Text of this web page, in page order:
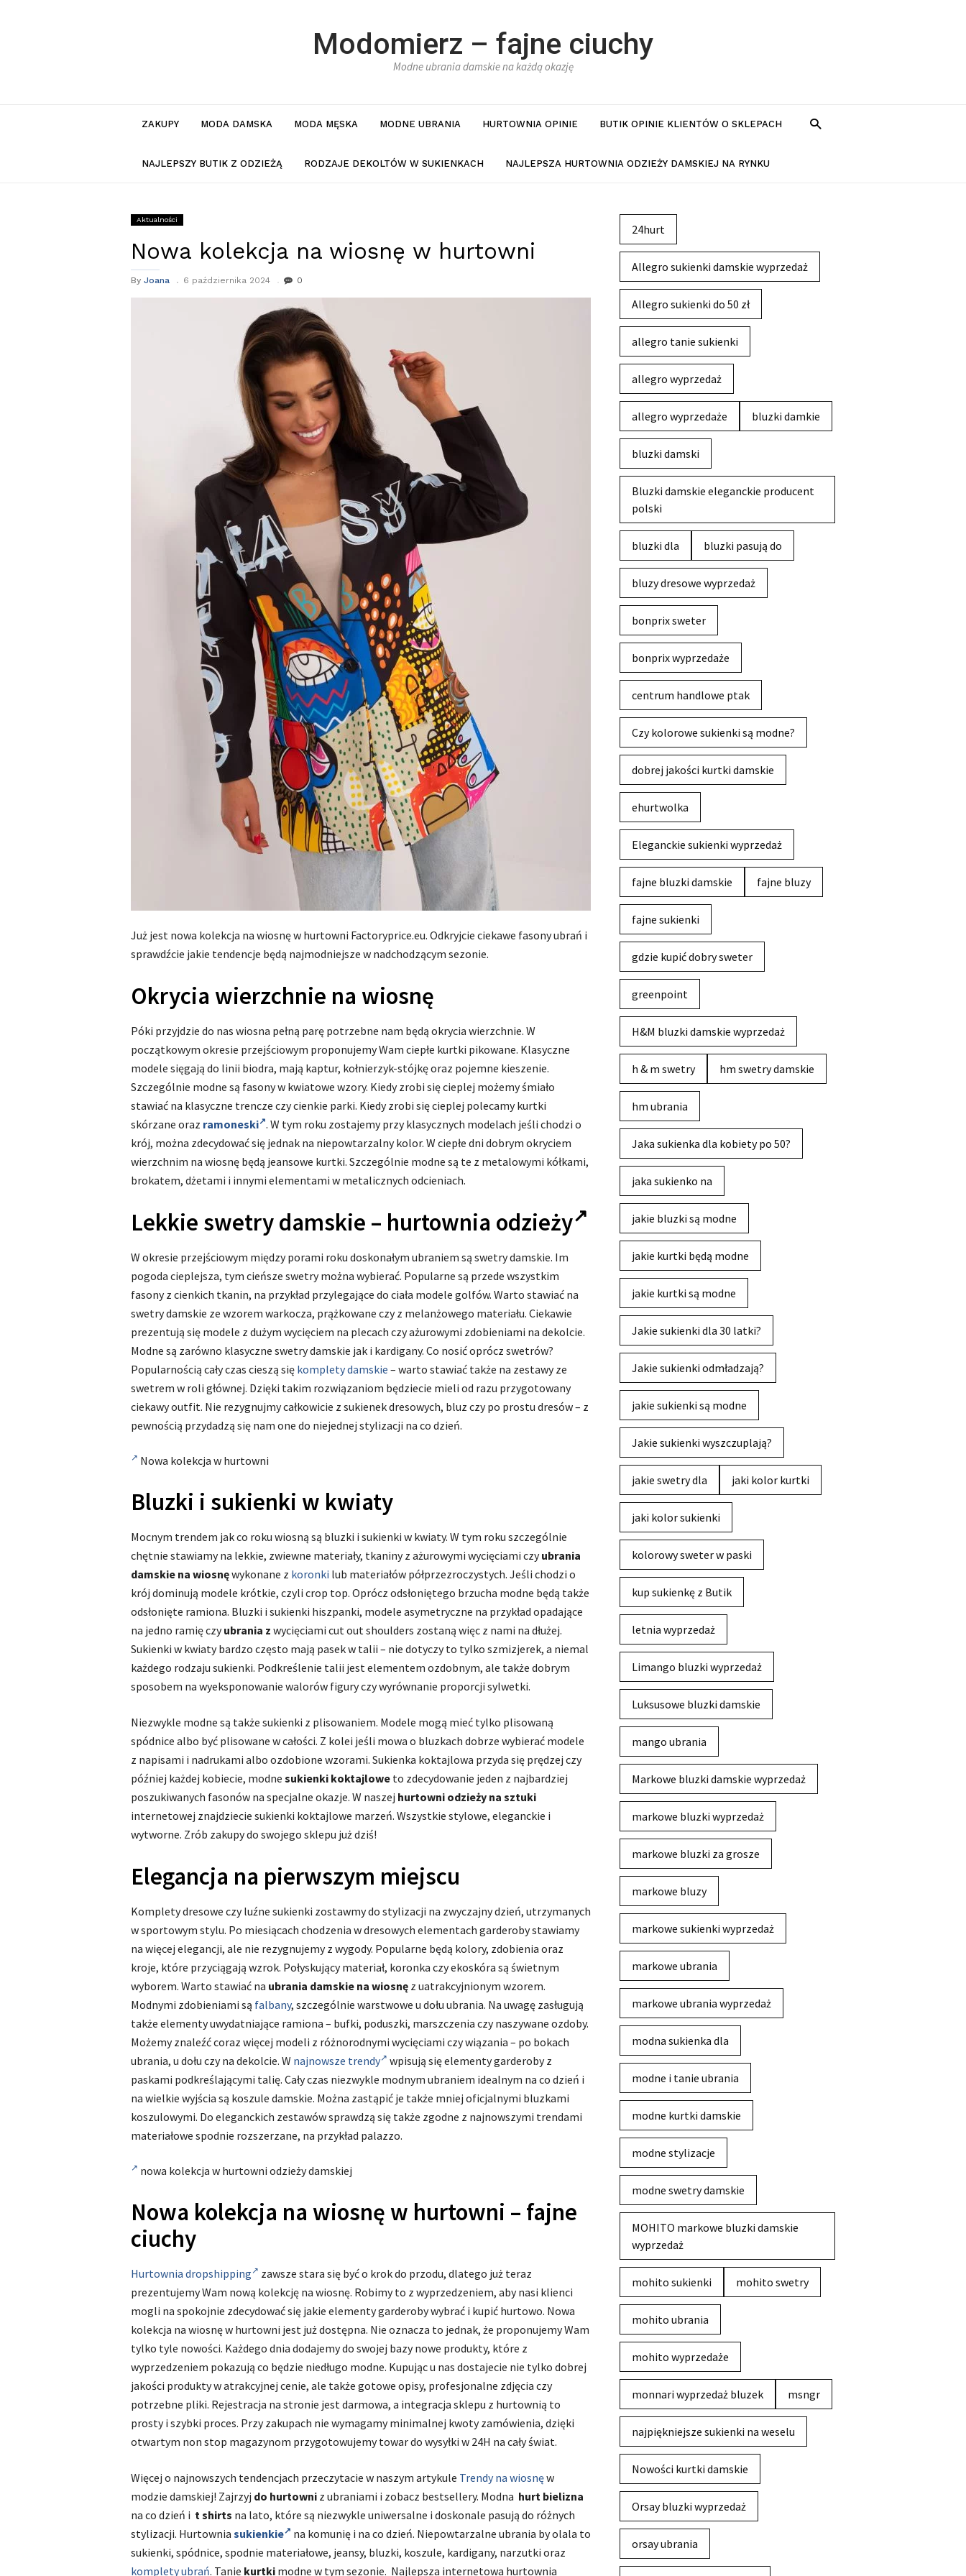
Modomierz – fajne ciuchy
Modne ubrania damskie na każdą okazję
ZAKUPY MODA DAMSKA MODA MĘSKA MODNE UBRANIA HURTOWNIA OPINIE BUTIK OPINIE KLIENTÓW O SKLEPACH
NAJLEPSZY BUTIK Z ODZIEŻĄ RODZAJE DEKOLTÓW W SUKIENKACH NAJLEPSZA HURTOWNIA ODZIEŻY DAMSKIEJ NA RYNKU
Aktualności
Nowa kolekcja na wiosnę w hurtowni
By Joana 6 października 2024 0
Już jest nowa kolekcja na wiosnę w hurtowni Factoryprice.eu. Odkryjcie ciekawe fasony ubrań i
sprawdźcie jakie tendencje będą najmodniejsze w nadchodzącym sezonie.
Okrycia wierzchnie na wiosnę
Póki przyjdzie do nas wiosna pełną parę potrzebne nam będą okrycia wierzchnie. W
początkowym okresie przejściowym proponujemy Wam ciepłe kurtki pikowane. Klasyczne
modele sięgają do linii biodra, mają kaptur, kołnierzyk-stójkę oraz pojemne kieszenie.
Szczególnie modne są fasony w kwiatowe wzory. Kiedy zrobi się cieplej możemy śmiało
stawiać na klasyczne trencze czy cienkie parki. Kiedy zrobi się cieplej polecamy kurtki
skórzane oraz ramoneski . W tym roku zostajemy przy klasycznych modelach jeśli chodzi o
krój, można zdecydować się jednak na niepowtarzalny kolor. W ciepłe dni dobrym okryciem
wierzchnim na wiosnę będą jeansowe kurtki. Szczególnie modne są te z metalowymi kółkami,
brokatem, dżetami i innymi elementami w metalicznych odcieniach.
Lekkie swetry damskie – hurtownia odzieży
W okresie przejściowym między porami roku doskonałym ubraniem są swetry damskie. Im
pogoda cieplejsza, tym cieńsze swetry można wybierać. Popularne są przede wszystkim
fasony z cienkich tkanin, na przykład przylegające do ciała modele golfów. Warto stawiać na
swetry damskie ze wzorem warkocza, prążkowane czy z melanżowego materiału. Ciekawie
prezentują się modele z dużym wycięciem na plecach czy ażurowymi zdobieniami na dekolcie.
Modne są zarówno klasyczne swetry damskie jak i kardigany. Co nosić oprócz swetrów?
Popularnością cały czas cieszą się komplety damskie – warto stawiać także na zestawy ze
swetrem w roli głównej. Dzięki takim rozwiązaniom będziecie mieli od razu przygotowany
ciekawy outfit. Nie rezygnujmy całkowicie z sukienek dresowych, bluz czy po prostu dresów – z
pewnością przydadzą się nam one do niejednej stylizacji na co dzień.
Nowa kolekcja w hurtowni
Bluzki i sukienki w kwiaty
Mocnym trendem jak co roku wiosną są bluzki i sukienki w kwiaty. W tym roku szczególnie
chętnie stawiamy na lekkie, zwiewne materiały, tkaniny z ażurowymi wycięciami czyubrania
damskie na wiosnęwykonane z koronki lub materiałów półprzezroczystych. Jeśli chodzi o
krój dominują modele krótkie, czyli crop top. Oprócz odsłoniętego brzucha modne będą także
odsłonięte ramiona. Bluzki i sukienki hiszpanki, modele asymetryczne na przykład opadające
na jedno ramię czyubrania z wycięciami cut out shoulders zostaną więc z nami na dłużej.
Sukienki w kwiaty bardzo często mają pasek w talii – nie dotyczy to tylko szmizjerek, a niemal
każdego rodzaju sukienki. Podkreślenie talii jest elementem ozdobnym, ale także dobrym
sposobem na wyeksponowanie walorów figury czy wyrównanie proporcji sylwetki.
Niezwykle modne są także sukienki z plisowaniem. Modele mogą mieć tylko plisowaną
spódnice albo być plisowane w całości. Z kolei jeśli mowa o bluzkach dobrze wybierać modele
z napisami i nadrukami albo ozdobione wzorami. Sukienka koktajlowa przyda się prędzej czy
później każdej kobiecie, modne sukienki koktajlowe to zdecydowanie jeden z najbardziej
poszukiwanych fasonów na specjalne okazje. W naszej hurtowni odzieży na sztuki
internetowej znajdziecie sukienki koktajlowe marzeń. Wszystkie stylowe, eleganckie i
wytworne. Zrób zakupy do swojego sklepu już dziś!
Elegancja na pierwszym miejscu
Komplety dresowe czy luźne sukienki zostawmy do stylizacji na zwyczajny dzień, utrzymanych
w sportowym stylu. Po miesiącach chodzenia w dresowych elementach garderoby stawiamy
na więcej elegancji, ale nie rezygnujemy z wygody. Popularne będą kolory, zdobienia oraz
kroje, które przyciągają wzrok. Połyskujący materiał, koronka czy ekoskóra są świetnym
wyborem. Warto stawiać na ubrania damskie na wiosnę z uatrakcyjnionym wzorem.
Modnymi zdobieniami są falbany, szczególnie warstwowe u dołu ubrania. Na uwagę zasługują
także elementy uwydatniające ramiona – bufki, poduszki, marszczenia czy naszywane ozdoby.
Możemy znaleźć coraz więcej modeli z różnorodnymi wycięciami czy wiązania – po bokach
ubrania, u dołu czy na dekolcie. W najnowsze trendy
wpisują się elementy garderoby z
paskami podkreślającymi talię. Cały czas niezwykle modnym ubraniem idealnym na co dzień i
na wielkie wyjścia są koszule damskie. Można zastąpić je także mniej oficjalnymi bluzkami
koszulowymi. Do eleganckich zestawów sprawdzą się także zgodne z najnowszymi trendami
materiałowe spodnie rozszerzane, na przykład palazzo.
nowa kolekcja w hurtowni odzieży damskiej
Nowa kolekcja na wiosnę w hurtowni – fajne
ciuchy
Hurtownia dropshipping
zawsze stara się być o krok do przodu, dlatego już teraz
prezentujemy Wam nową kolekcję na wiosnę. Robimy to z wyprzedzeniem, aby nasi klienci
mogli na spokojnie zdecydować się jakie elementy garderoby wybrać i kupić hurtowo. Nowa
kolekcja na wiosnę w hurtowni jest już dostępna. Nie oznacza to jednak, że proponujemy Wam
tylko tyle nowości. Każdego dnia dodajemy do swojej bazy nowe produkty, które z
wyprzedzeniem pokazują co będzie niedługo modne. Kupując u nas dostajecie nie tylko dobrej
jakości produkty w atrakcyjnej cenie, ale także gotowe opisy, profesjonalne zdjęcia czy
potrzebne pliki. Rejestracja na stronie jest darmowa, a integracja sklepu z hurtownią to
prosty i szybki proces. Przy zakupach nie wymagamy minimalnej kwoty zamówienia, dzięki
otwartym non stop magazynom przygotowujemy towar do wysyłki w 24H na cały świat.
Więcej o najnowszych tendencjach przeczytacie w naszym artykule Trendy na wiosnęw
modzie damskiej! Zajrzyj do hurtowni z ubraniami i zobacz bestsellery. Modna hurt bielizna
na co dzień i t shirts na lato, które są niezwykle uniwersalne i doskonale pasują do różnych
stylizacji. Hurtownia sukienkie
na komunię i na co dzień. Niepowtarzalne ubrania by olala to
sukienki, spódnice, spodnie materiałowe, jeansy, bluzki, koszule, kardigany, narzutki oraz
komplety ubrań. Tanie kurtki modne w tym sezonie. Najlepsza internetowa hurtownia
24hurt
Allegro sukienki damskie wyprzedaż
Allegro sukienki do 50 zł
allegro tanie sukienki
allegro wyprzedaż
allegro wyprzedaże bluzki damkie
bluzki damski
Bluzki damskie eleganckie producent
polski
bluzki dla bluzki pasują do
bluzy dresowe wyprzedaż
bonprix sweter
bonprix wyprzedaże
centrum handlowe ptak
Czy kolorowe sukienki są modne?
dobrej jakości kurtki damskie
ehurtwolka
Eleganckie sukienki wyprzedaż
fajne bluzki damskie fajne bluzy
fajne sukienki
gdzie kupić dobry sweter
greenpoint
H&M bluzki damskie wyprzedaż
h & m swetry hm swetry damskie
hm ubrania
Jaka sukienka dla kobiety po 50?
jaka sukienko na
jakie bluzki są modne
jakie kurtki będą modne
jakie kurtki są modne
Jakie sukienki dla 30 latki?
Jakie sukienki odmładzają?
jakie sukienki są modne
Jakie sukienki wyszczuplają?
jakie swetry dla jaki kolor kurtki
jaki kolor sukienki
kolorowy sweter w paski
kup sukienkę z Butik
letnia wyprzedaż
Limango bluzki wyprzedaż
Luksusowe bluzki damskie
mango ubrania
Markowe bluzki damskie wyprzedaż
markowe bluzki wyprzedaż
markowe bluzki za grosze
markowe bluzy
markowe sukienki wyprzedaż
markowe ubrania
markowe ubrania wyprzedaż
modna sukienka dla
modne i tanie ubrania
modne kurtki damskie
modne stylizacje
modne swetry damskie
MOHITO markowe bluzki damskie
wyprzedaż
mohito sukienki mohito swetry
mohito ubrania
mohito wyprzedaże
monnari wyprzedaż bluzek msngr
najpiękniejsze sukienki na weselu
Nowości kurtki damskie
Orsay bluzki wyprzedaż
orsay ubrania